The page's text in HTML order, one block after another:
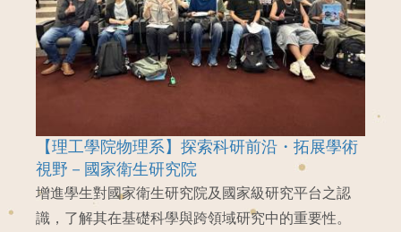
【理工學院物理系】探索科研前沿・拓展學術
視野－國家衛生研究院
增進學生對國家衛生研究院及國家級研究平台之認
識，了解其在基礎科學與跨領域研究中的重要性。